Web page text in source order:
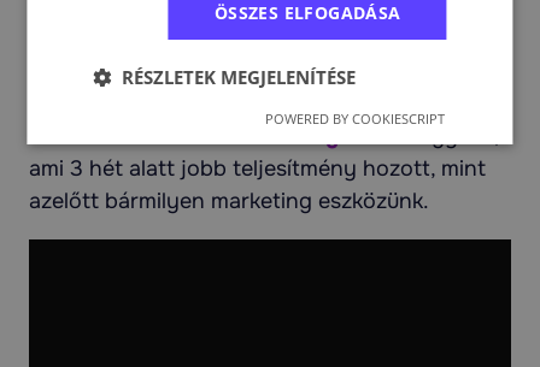
Tudtad, hogy jól felépített videós hirdetésekkel
minden esetben magasabb interakciót érhetsz
ami 3 hét alatt jobb teljesítmény hozott, mint
azelőtt bármilyen marketing eszközünk.
ÖSSZES ELFOGADÁSA
RÉSZLETEK MEGJELENÍTÉSE
POWERED BY COOKIESCRIPT